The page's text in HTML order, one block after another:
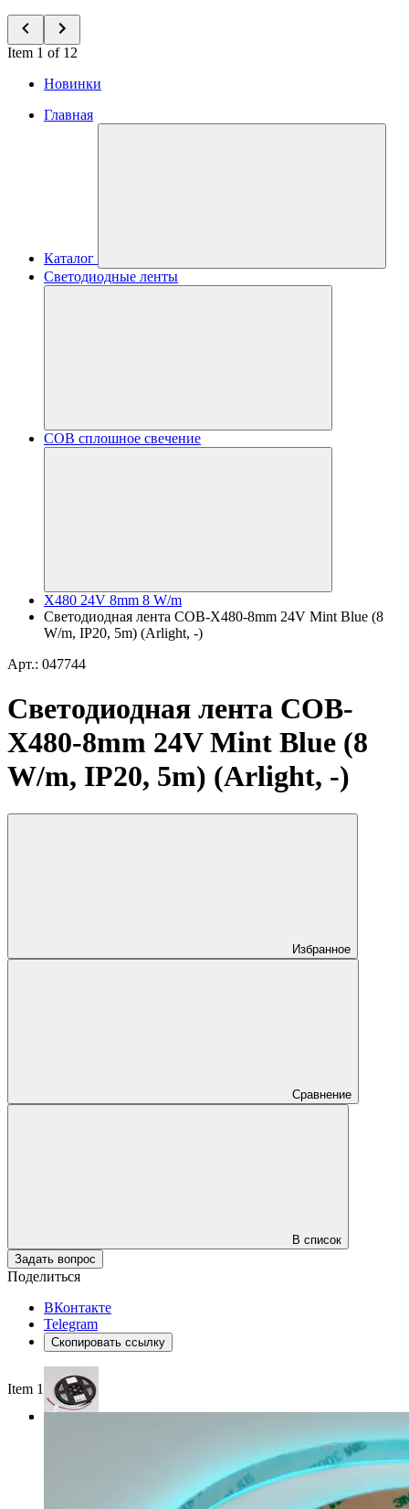
Item 1 of 12
Новинки
Главная
Каталог
Светодиодные ленты
COB сплошное свечение
X480 24V 8mm 8 W/m
Светодиодная лента COB-X480-8mm 24V Mint Blue (8
W/m, IP20, 5m) (Arlight, -)
Арт.: 047744
Светодиодная лента COB-
X480-8mm 24V Mint Blue (8
W/m, IP20, 5m) (Arlight, -)
Избранное
Сравнение
В список
Задать вопрос
Поделиться
ВКонтакте
Telegram
Скопировать ссылку
Item 1 of 3